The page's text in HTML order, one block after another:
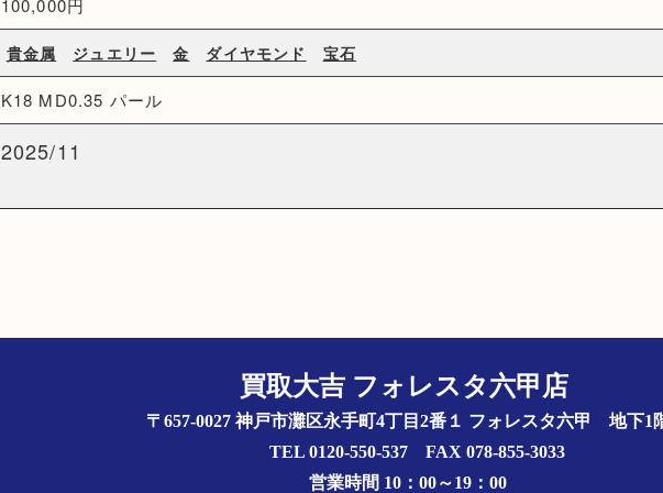
100,000円
貴金属 ジュエリー 金 ダイヤモンド 宝石
K18 MD0.35 パール
2025/11
買取大吉 フォレスタ六甲店
〒657-0027 神戸市灘区永手町4丁目2番１ フォレスタ六甲 地下
TEL 0120-550-537 FAX 078-855-3033
営業時間 10：00～19：00